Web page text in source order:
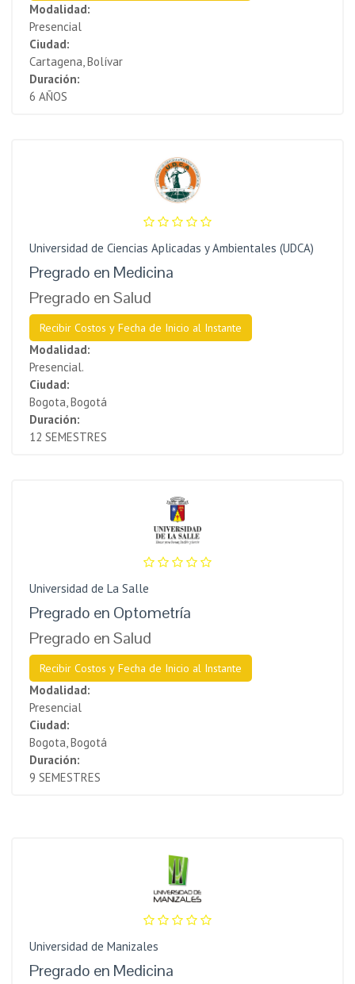
Modalidad:
Presencial
Ciudad:
Cartagena, Bolívar
Duración:
6 AÑOS
Universidad de Ciencias Aplicadas y Ambientales (UDCA)
Pregrado en Medicina
Pregrado en Salud
Recibir Costos y Fecha de Inicio al Instante
Modalidad:
Presencial.
Ciudad:
Bogota, Bogotá
Duración:
12 SEMESTRES
Universidad de La Salle
Pregrado en Optometría
Pregrado en Salud
Recibir Costos y Fecha de Inicio al Instante
Modalidad:
Presencial
Ciudad:
Bogota, Bogotá
Duración:
9 SEMESTRES
Universidad de Manizales
Pregrado en Medicina